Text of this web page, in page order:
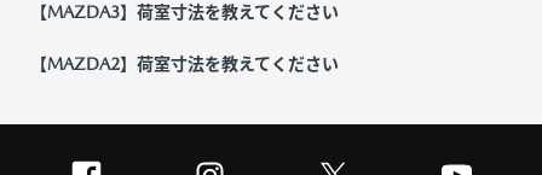
【MAZDA3】荷室寸法を教えてください
【MAZDA2】荷室寸法を教えてください